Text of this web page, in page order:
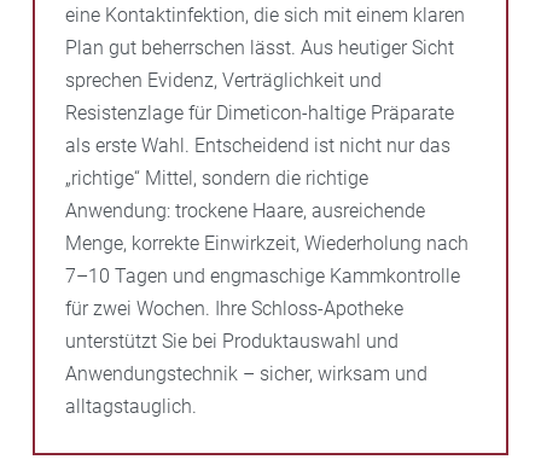
eine Kontaktinfektion, die sich mit einem klaren
Plan gut beherrschen lässt. Aus heutiger Sicht
sprechen Evidenz, Verträglichkeit und
Resistenzlage für Dimeticon-haltige Präparate
als erste Wahl. Entscheidend ist nicht nur das
„richtige“ Mittel, sondern die richtige
Anwendung: trockene Haare, ausreichende
Menge, korrekte Einwirkzeit, Wiederholung nach
7–10 Tagen und engmaschige Kammkontrolle
für zwei Wochen. Ihre Schloss-Apotheke
unterstützt Sie bei Produktauswahl und
Anwendungstechnik – sicher, wirksam und
alltagstauglich.